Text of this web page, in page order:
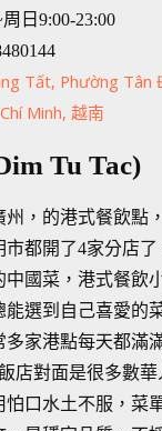
日9:00-23:00
Tất, Phường Tân
Minh, 越南
Tu Tac)
州，的港式餐飲點
市都開了4家分店
中國菜，港式餐飲
能選到自己喜愛的
多家港點每天都滿
店對面是很多數華
怕口水土不服，菜